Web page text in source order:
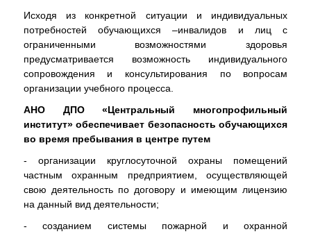
Исходя из конкретной ситуации и индивидуальных
потребностей обучающихся –инвалидов и лиц с
ограниченными возможностями здоровья
предусматривается возможность индивидуального
сопровождения и консультирования по вопросам
организации учебного процесса.
АНО ДПО «Центральный многопрофильный
институт» обеспечивает безопасность обучающихся
во время пребывания в центре путем
- организации круглосуточной охраны помещений
частным охранным предприятием, осуществляющей
свою деятельность по договору и имеющим лицензию
на данный вид деятельности;
- созданием системы пожарной и охранной